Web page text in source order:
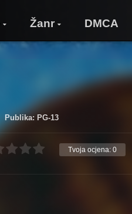
Žanr DMCA
Publika: PG-13
Tvoja ocjena: 0